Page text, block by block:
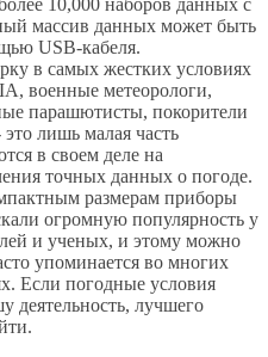
массив данных может быть
USB-кабеля.
в самых жестких условиях
военные метеорологи,
парашютисты, покорители
лишь малая часть
в своем деле на
точных данных о погоде.
размерам приборы
огромную популярность у
и ученых, и этому можно
упоминается во многих
Если погодные условия
деятельность, лучшего